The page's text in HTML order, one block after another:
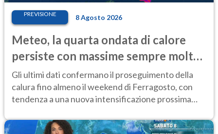
PREVISIONE 8 Agosto 2026
Meteo, la quarta ondata di calore
persiste con massime sempre molto
elevate
Gli ultimi dati confermano il proseguimento della
calura fino almeno il weekend di Ferragosto, con
tendenza a una nuova intensificazione prossima